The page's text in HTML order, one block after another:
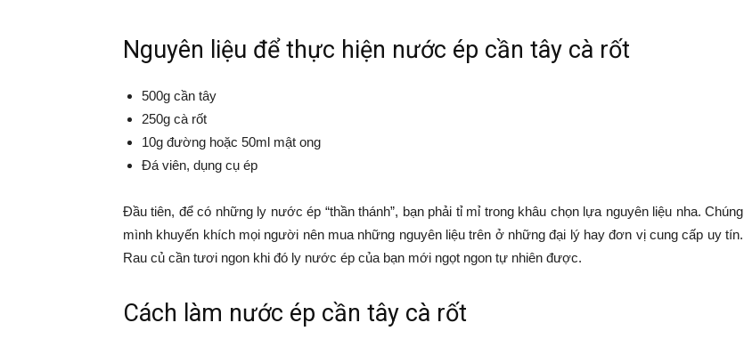
Nguyên liệu để thực hiện nước ép cần tây cà rốt
500g cần tây
250g cà rốt
10g đường hoặc 50ml mật ong
Đá viên, dụng cụ ép
Đầu tiên, để có những ly nước ép “thần thánh”, bạn phải tỉ mỉ trong khâu chọn lựa nguyên liệu nha. Chúng
mình khuyến khích mọi người nên mua những nguyên liệu trên ở những đại lý hay đơn vị cung cấp uy tín.
Rau củ cần tươi ngon khi đó ly nước ép của bạn mới ngọt ngon tự nhiên được.
Cách làm nước ép cần tây cà rốt